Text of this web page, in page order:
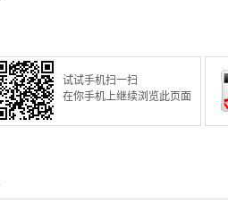
试试手机扫一扫
在你手机上继续浏览此页面